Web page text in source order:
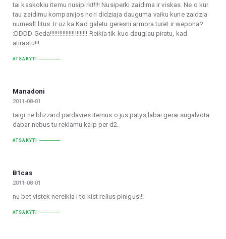
tai kaskokiu itemu nusipirkt!!!! Nusiperki zaidima ir viskas. Ne o kur
tau zaidimu kompanijos nori didziaja dauguma vaiku kurie zaidzia
numeslt litus. Ir uz ka Kad galetu geresni armora turet ir wepona?
:DDDD Geda!!!!!!!!!!!!!!!!!!!!!!!! Reikia tik kuo daugiau piratu, kad
atirastu!!!
ATSAKYTI
Manadoni
2011-08-01
taigi ne blizzard pardavies itemus o jus patys,labai gerai sugalvota
dabar nebus tu reklamu kaip per d2.
ATSAKYTI
B1cas
2011-08-01
nu bet vistek nereikia i to kist relius pinigus!!!
ATSAKYTI